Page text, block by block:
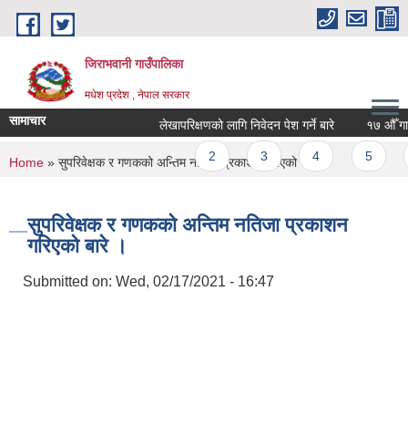
Skip to main content
जिराभवानी गाउँपालिका
मधेश प्रदेश , नेपाल सरकार
सामाचार लेखापरिक्षणको लागि निवेदन पेश गर्ने बारे १७ औँ गाउँ
Pages
1 2 3 4
You are here
Home » सुपरिवेक्षक र गणकको अन्तिम नतिजा प्रकाशन गरिएको बारे ।
सुपरिवेक्षक र गणकको अन्तिम नतिजा प्रकाशन
गरिएको बारे ।
Submitted on: Wed, 02/17/2021 - 16:47